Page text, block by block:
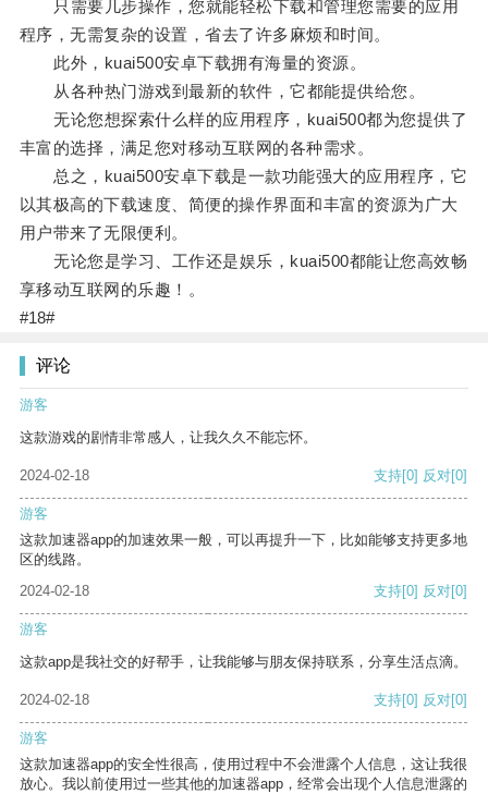
只需要几步操作，您就能轻松下载和管理您需要的应用
程序，无需复杂的设置，省去了许多麻烦和时间。
此外，kuai500安卓下载拥有海量的资源。
从各种热门游戏到最新的软件，它都能提供给您。
无论您想探索什么样的应用程序，kuai500都为您提供了
丰富的选择，满足您对移动互联网的各种需求。
总之，kuai500安卓下载是一款功能强大的应用程序，它
以其极高的下载速度、简便的操作界面和丰富的资源为广大
用户带来了无限便利。
无论您是学习、工作还是娱乐，kuai500都能让您高效畅
享移动互联网的乐趣！。
#18#
评论
游客
这款游戏的剧情非常感人，让我久久不能忘怀。
2024-02-18 支持[0] 反对[0]
游客
这款加速器app的加速效果一般，可以再提升一下，比如能够支持更多地
区的线路。
2024-02-18
支持[0] 反对[0]
游客
这款app是我社交的好帮手，让我能够与朋友保持联系，分享生活点滴。
2024-02-18 支持[0] 反对[0]
游客
这款加速器app的安全性很高，使用过程中不会泄露个人信息，这让我很
放心。我以前使用过一些其他的加速器app，经常会出现个人信息泄露的